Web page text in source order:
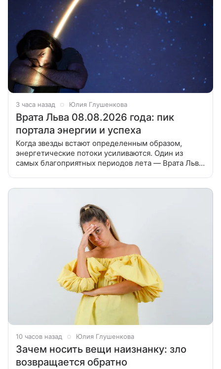
3 часа назад Юлия Глушенкова
Врата Льва 08.08.2026 года: пик
портала энергии и успеха
Когда звезды встают определенным образом,
энергетические потоки усиливаются. Один из
самых благоприятных периодов лета — Врата Льва.
10 часов назад Юлия Глушенкова
Зачем носить вещи наизнанку: зло
возвращается обратно